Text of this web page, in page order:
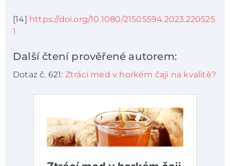
[14] https://doi.org/10.1080/21505594.2023.220525
1
Další čtení prověřené autorem:
Dotaz č. 621: Ztrácí med v horkém čaji na kvalitě?